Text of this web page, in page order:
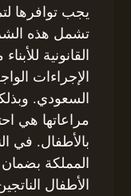
يجب توافرها
تشمل هذه
القانونية
الإجراءات
السعودي.
مراعاتها هي
بالأطفال. في
المملكة
الأطفال